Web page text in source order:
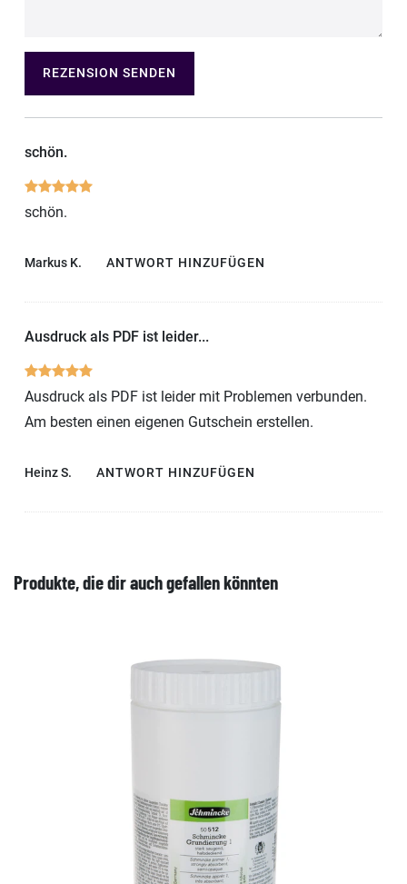
REZENSION SENDEN
schön.
schön.
Markus K. ANTWORT HINZUFÜGEN
Ausdruck als PDF ist leider...
Ausdruck als PDF ist leider mit Problemen verbunden.
Am besten einen eigenen Gutschein erstellen.
Heinz S. ANTWORT HINZUFÜGEN
Produkte, die dir auch gefallen könnten